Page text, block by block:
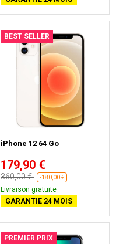
BEST SELLER
iPhone 12 64 Go
179,90 €
360,00 € -180,00 €
Livraison gratuite
GARANTIE 24 MOIS
PREMIER PRIX